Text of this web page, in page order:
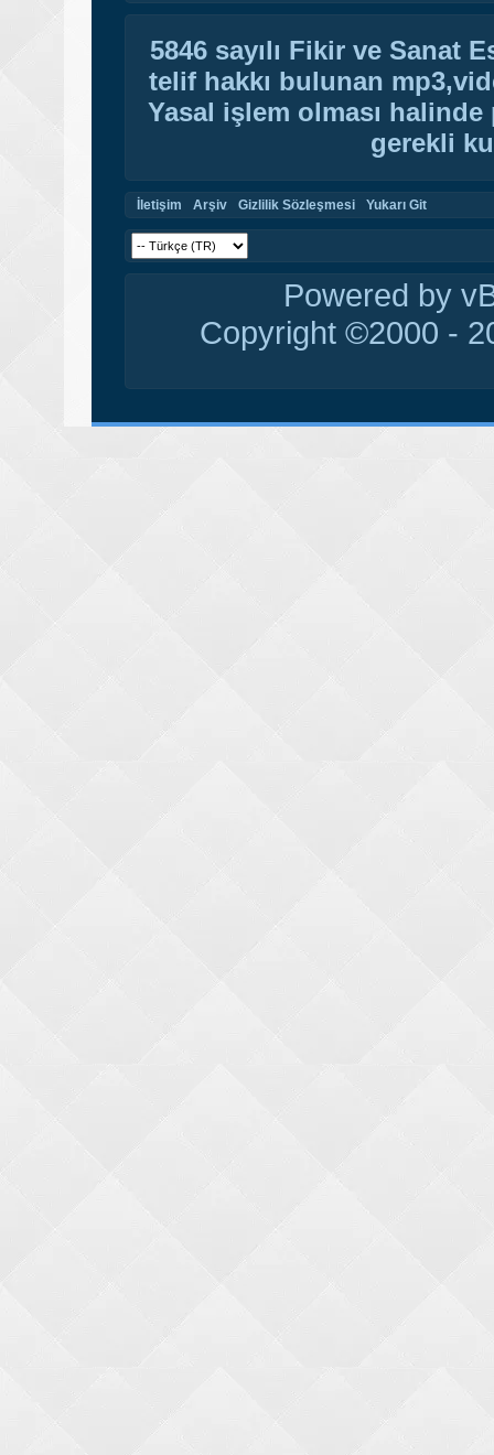
5846 sayılı Fikir ve Sanat
telif hakkı bulunan
Yasal işlem olması
gerekli
İletişim Arşiv Gizlilik Sözleşmesi Yukarı Git
Powered by
Copyright ©2000 -